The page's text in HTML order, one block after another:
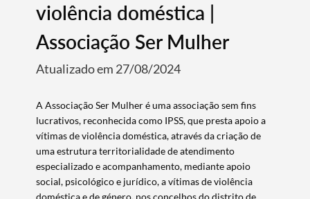
violência doméstica |
Associação Ser Mulher
Atualizado em 27/08/2024
A Associação Ser Mulher é uma associação sem fins
lucrativos, reconhecida como IPSS, que presta apoio a
vítimas de violência doméstica, através da criação de
uma estrutura territorialidade de atendimento
especializado e acompanhamento, mediante apoio
social, psicológico e jurídico, a vítimas de violência
doméstica e de género, nos concelhos do distrito de